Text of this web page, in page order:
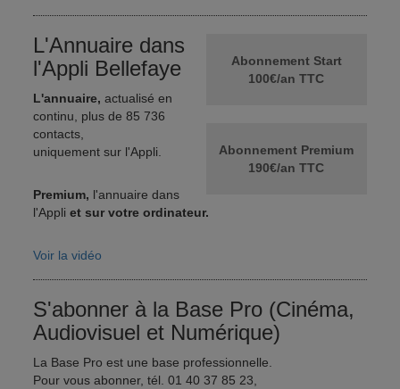
Abonnement Start
100€/an TTC
Abonnement Premium
190€/an TTC
L'Annuaire dans
l'Appli Bellefaye
L'annuaire, actualisé en
continu, plus de 85 736
contacts,
uniquement sur l'Appli.
Premium, l'annuaire dans
l'Appliet sur votre ordinateur.
Voir la vidéo
S'abonner à la Base Pro (Cinéma,
Audiovisuel et Numérique)
La Base Pro est une base professionnelle.
Pour vous abonner, tél. 01 40 37 85 23,